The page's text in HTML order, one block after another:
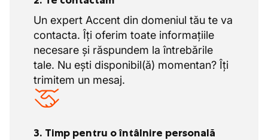
Un expert Accent din domeniul tău te va
contacta. Îți oferim toate informațiile
necesare și răspundem la întrebările
tale. Nu ești disponibil(ă) momentan? Îți
trimitem un mesaj.
3. Timp pentru o întâlnire personală